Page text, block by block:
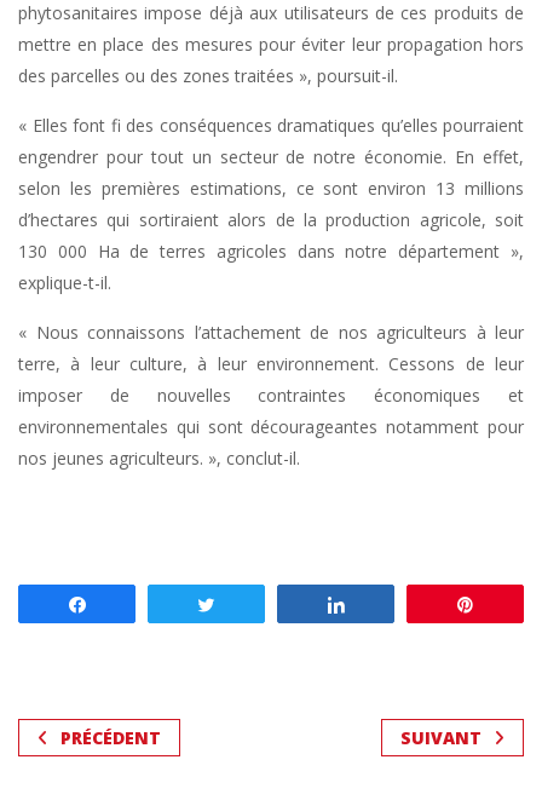
phytosanitaires impose déjà aux utilisateurs de ces produits de
mettre en place des mesures pour éviter leur propagation hors
des parcelles ou des zones traitées », poursuit-il.
« Elles font fi des conséquences dramatiques qu’elles pourraient
engendrer pour tout un secteur de notre économie. En effet,
selon les premières estimations, ce sont environ 13 millions
d’hectares qui sortiraient alors de la production agricole, soit
130 000 Ha de terres agricoles dans notre département »,
explique-t-il.
« Nous connaissons l’attachement de nos agriculteurs à leur
terre, à leur culture, à leur environnement. Cessons de leur
imposer de nouvelles contraintes économiques et
environnementales qui sont décourageantes notamment pour
nos jeunes agriculteurs. », conclut-il.
PRÉCÉDENT SUIVANT